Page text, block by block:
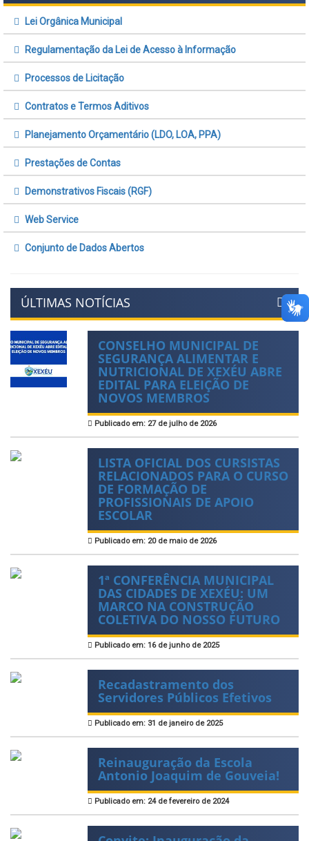
Lei Orgânica Municipal
Regulamentação da Lei de Acesso à Informação
Processos de Licitação
Contratos e Termos Aditivos
Planejamento Orçamentário (LDO, LOA, PPA)
Prestações de Contas
Demonstrativos Fiscais (RGF)
Web Service
Conjunto de Dados Abertos
ÚLTIMAS NOTÍCIAS
CONSELHO MUNICIPAL DE
SEGURANÇA ALIMENTAR E
NUTRICIONAL DE XEXÉU ABRE
EDITAL PARA ELEIÇÃO DE
NOVOS MEMBROS
Publicado em: 27 de julho de 2026
LISTA OFICIAL DOS CURSISTAS
RELACIONADOS PARA O CURSO
DE FORMAÇÃO DE
PROFISSIONAIS DE APOIO
ESCOLAR
Publicado em: 20 de maio de 2026
1ª CONFERÊNCIA MUNICIPAL
DAS CIDADES DE XEXÉU: UM
MARCO NA CONSTRUÇÃO
COLETIVA DO NOSSO FUTURO
Publicado em: 16 de junho de 2025
Recadastramento dos
Servidores Públicos Efetivos
Publicado em: 31 de janeiro de 2025
Reinauguração da Escola
Antonio Joaquim de Gouveia!
Publicado em: 24 de fevereiro de 2024